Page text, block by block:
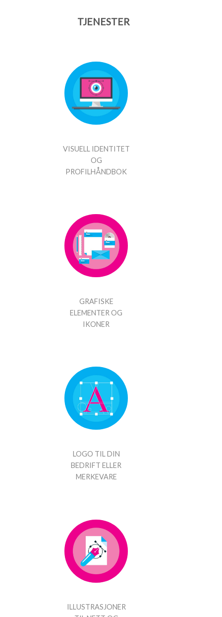
TJENESTER
VISUELL IDENTITET
OG
PROFILHÅNDBOK
GRAFISKE
ELEMENTER OG
IKONER
LOGO TIL DIN
BEDRIFT ELLER
MERKEVARE
ILLUSTRASJONER